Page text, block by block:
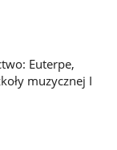
Euterpe,
muzycznej I